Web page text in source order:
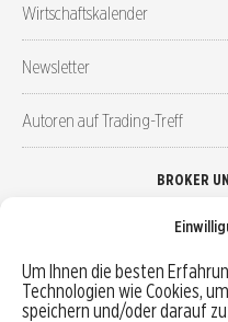
Um Ihnen die besten
Technologien wie Cookies,
speichern und/oder darauf
Wirtschaftskalender
Newsletter
Autoren auf Trading-Treff
BROKER
Robo-Advisor vergleichen